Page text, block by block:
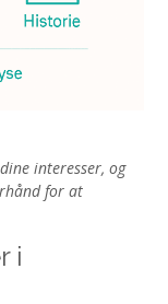
interesser, og
for at
i